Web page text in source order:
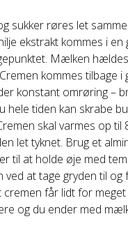
sukker røres let
ekstrakt kommes i en
Mælken
kommes tilbage i
konstant omrøring –
hele tiden kan skrabe
skal varmes op til
let tyknet. Brug et
til at holde øje med
ved at tage gryden til og
cremen får lidt for meget
og du ender med